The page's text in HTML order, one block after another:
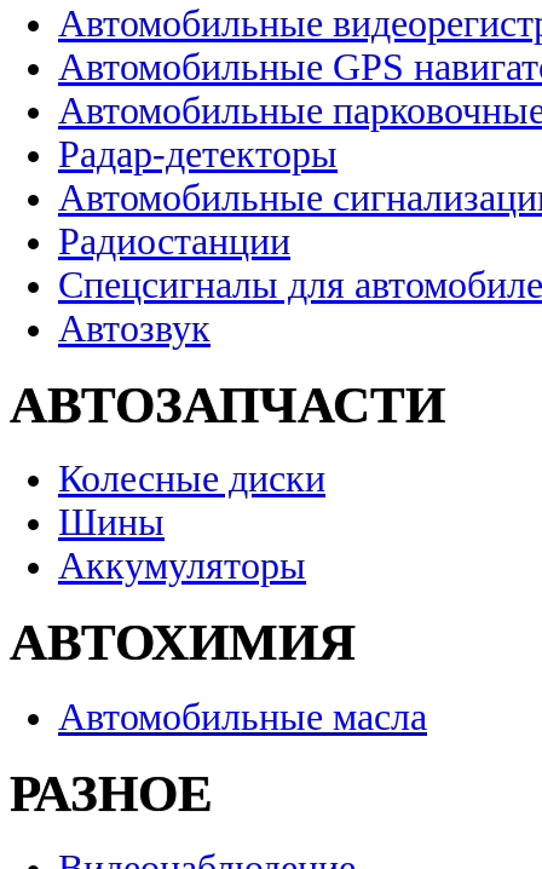
Автомобильные
Автомобильные GPS
Автомобильные
Радар-детекторы
Автомобильные
Радиостанции
Спецсигналы для
Автозвук
АВТОЗАПЧАСТИ
Колесные диски
Шины
Аккумуляторы
АВТОХИМИЯ
Автомобильные масла
РАЗНОЕ